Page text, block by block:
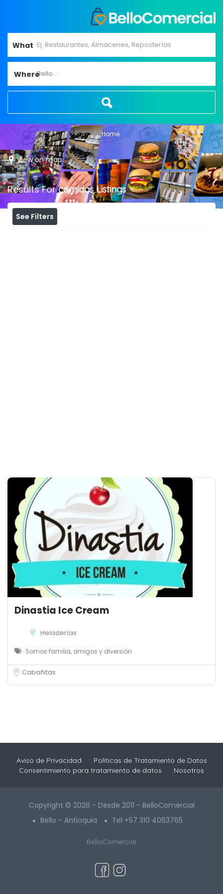
What
WhereBello...
Home
View on map
Results Forcomidas Listings
See Filters
Dinastia Ice Cream
Heladerías
Somos familia, amigos y diversión
Cabañitas
Aviso de Privacidad
Políticas de Tratamiento de Datos
Consentimiento para tratamiento de datos
Nosotros
Copyright © 2026 - Desde 2011 - BelloComercial
Bello - Antioquia
Tel +57 310 4063765
BelloComercial